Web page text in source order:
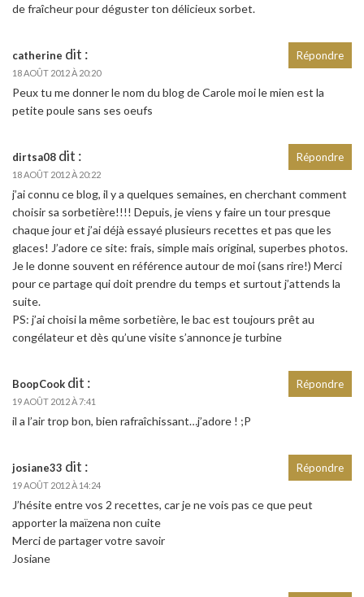
de fraîcheur pour déguster ton délicieux sorbet.
catherine dit :
18 AOÛT 2012 À 20:20
Peux tu me donner le nom du blog de Carole moi le mien est la
petite poule sans ses oeufs
Répondre
dirtsa08 dit :
18 AOÛT 2012 À 20:22
j’ai connu ce blog, il y a quelques semaines, en cherchant comment
choisir sa sorbetière!!!! Depuis, je viens y faire un tour presque
chaque jour et j’ai déjà essayé plusieurs recettes et pas que les
glaces! J’adore ce site: frais, simple mais original, superbes photos.
Je le donne souvent en référence autour de moi (sans rire!) Merci
pour ce partage qui doit prendre du temps et surtout j’attends la
suite.
PS: j’ai choisi la même sorbetière, le bac est toujours prêt au
congélateur et dès qu’une visite s’annonce je turbine
Répondre
BoopCook dit :
19 AOÛT 2012 À 7:41
il a l’air trop bon, bien rafraîchissant…j’adore ! ;P
Répondre
josiane33 dit :
19 AOÛT 2012 À 14:24
J’hésite entre vos 2 recettes, car je ne vois pas ce que peut
apporter la maïzena non cuite
Merci de partager votre savoir
Josiane
Répondre